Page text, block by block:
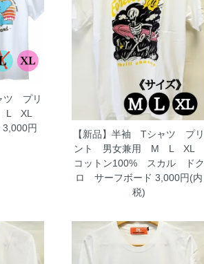
ツ プリ
L XL
3,000円
【新品】半袖 Tシャツ プリ
ント 男女兼用 M L XL
コットン100% スカル ドク
ロ サーフボード 3,000円(内
税)